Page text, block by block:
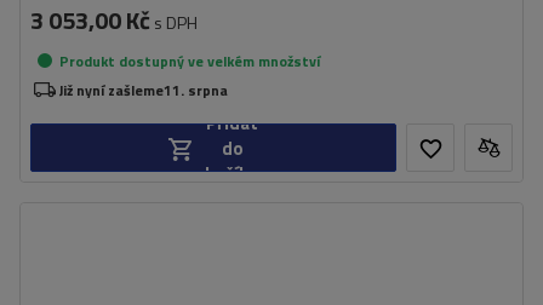
3 053,00 Kč s DPH
Produkt dostupný ve velkém množství
Již nyní zašleme11. srpna
Přidat
do
košíku